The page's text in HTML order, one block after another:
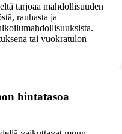
tarjoaa mahdollisuuden
rauhasta ja
tai vuokratulon
hintatasoa